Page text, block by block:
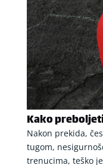
Kako
Nakon prekida,
tugom,
trenucima, teško